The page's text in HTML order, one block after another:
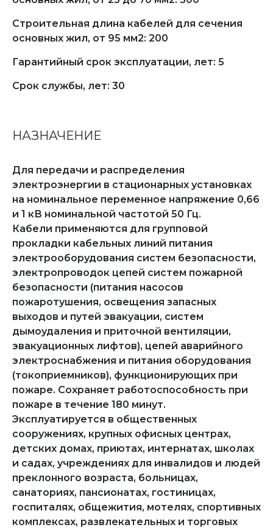
Строительная длина кабелей для сечения
основных жил, от 95 мм2: 200
Гарантийный срок эксплуатации, лет: 5
Срок службы, лет: 30
НАЗНАЧЕНИЕ
Для передачи и распределения
электроэнергии в стационарных установках
на номинальное переменное напряжение 0,66
и 1 кВ номинальной частотой 50 Гц.
Кабели применяются для групповой
прокладки кабельных линий питания
электрооборудования систем безопасности,
электропроводок цепей систем пожарной
безопасности (питания насосов
пожаротушения, освещения запасных
выходов и путей эвакуации, систем
дымоудаления и приточной вентиляции,
эвакуационных лифтов), цепей аварийного
электроснабжения и питания оборудования
(токоприемников), функционирующих при
пожаре. Сохраняет работоспособность при
пожаре в течение 180 минут.
Эксплуатируется в общественных
сооружениях, крупных офисных центрах,
детских домах, приютах, интернатах, школах
и садах, учреждениях для инвалидов и людей
преклонного возраста, больницах,
санаториях, пансионатах, гостиницах,
госпиталях, общежития, мотелях, спортивных
комплексах, развлекательных и торговых